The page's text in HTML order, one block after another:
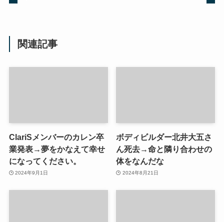
関連記事
ClariSメンバーのカレン卒
業発表→夢をかなえて幸せ
になってください。
2024年9月1日
ボディビルダー北井大五さ
ん死去→命と隣り合わせの
体をなんだな
2024年8月21日